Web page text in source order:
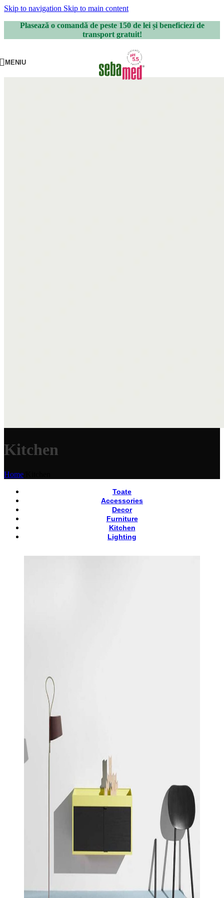
Skip to navigation Skip to main content
Plasează o comandă de peste 150 de lei și beneficiezi de
transport gratuit!
MENIU
Kitchen
Home
Toate
Accessories
Decor
Furniture
Kitchen
Lighting